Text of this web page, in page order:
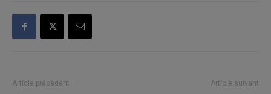
Article précédent Article suivant